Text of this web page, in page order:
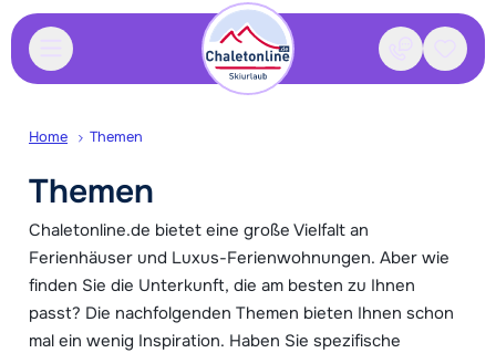
Kontakt
Home Themen
Themen
Chaletonline.de bietet eine große Vielfalt an
Ferienhäuser und Luxus-Ferienwohnungen. Aber wie
finden Sie die Unterkunft, die am besten zu Ihnen
passt? Die nachfolgenden Themen bieten Ihnen schon
mal ein wenig Inspiration. Haben Sie spezifische